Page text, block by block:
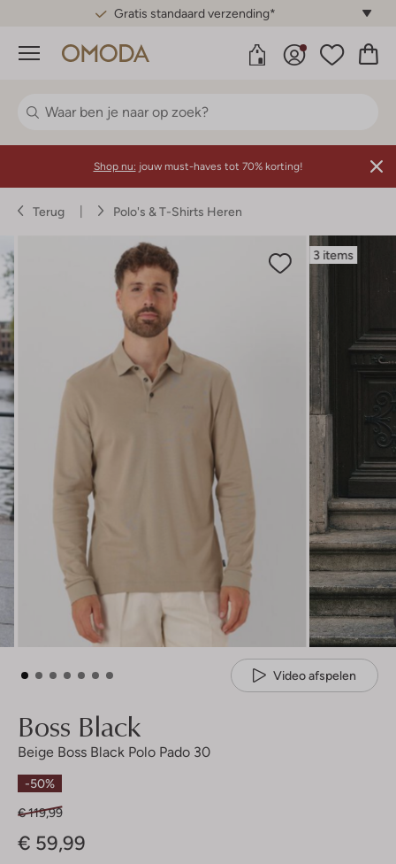
Gratis standaard verzending*
Menu
Shop nu: jouw must-haves tot 70% korting!
Terug Polo's & T-Shirts Heren
3 items
Video afspelen
Boss Black
Beige Boss Black Polo Pado 30
-50%
€ 119,99
€ 59,99